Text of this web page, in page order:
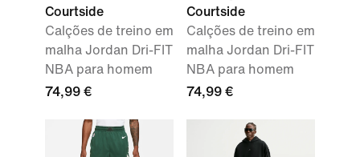
Courtside
Calções de treino em
malha Jordan Dri-FIT
NBA para homem
74,99 €
Courtside
Calções de treino em
malha Jordan Dri-FIT
NBA para homem
74,99 €